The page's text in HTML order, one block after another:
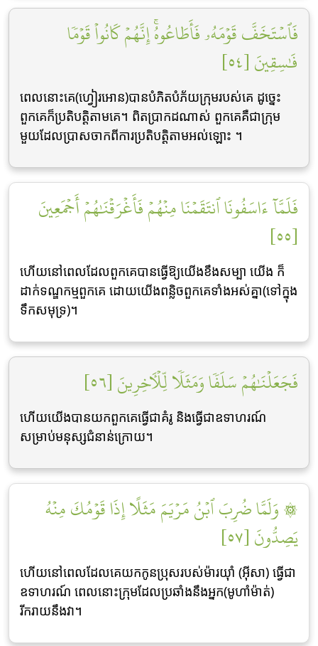
فَٱسۡتَخَفَّ قَوۡمَهُۥ فَأَطَاعُوهُۚ إِنَّهُمۡ كَانُواْ قَوۡمٗا
فَٰسِقِينَ [٥٤]
ពេលនោះគេ(ហ្វៀរអោន)បានបំភិតបំភ័យក្រុមរបស់គេ ដូចេ្នះ
ពួកគេក៏ប្រតិបត្ដិតាមគេ។ ពិតប្រាកដណាស់ ពួកគេគឺជាក្រុម
មួយដែលប្រាសចាកពីការប្រតិបត្ដិតាមអល់ឡោះ ។
فَلَمَّآ ءَاسَفُونَا ٱنتَقَمۡنَا مِنۡهُمۡ فَأَغۡرَقۡنَٰهُمۡ أَجۡمَعِينَ
[٥٥]
ហើយនៅពេលដែលពួកគេបានធ្វើឱ្យយើងខឹងសម្បា យើង ក៏
ដាក់ទណ្ឌកម្មពួកគេ ដោយយើងពន្លិចពួកគេទាំងអស់គ្នា(ទៅក្នុង
ទឹកសមុទ្រ)។
فَجَعَلۡنَٰهُمۡ سَلَفٗا وَمَثَلٗا لِّلۡأٓخِرِينَ [٥٦]
ហើយយើងបានយកពួកគេធ្វើជាគំរូ និងធ្វើជាឧទាហរណ៍
សម្រាប់មនុស្សជំនាន់ក្រោយ។
۞ وَلَمَّا ضُرِبَ ٱبۡنُ مَرۡيَمَ مَثَلًا إِذَا قَوۡمُكَ مِنۡهُ
يَصِدُّونَ [٥٧]
ហើយនៅពេលដែលគេយកកូនប្រុសរបស់ម៉ារយ៉ាំ (អ៊ីសា) ធ្វើជា
ឧទាហរណ៍ ពេលនោះក្រុមដែលប្រឆាំងនឹងអ្នក(មូហាំម៉ាត់)
រីករាយនឹងវា។